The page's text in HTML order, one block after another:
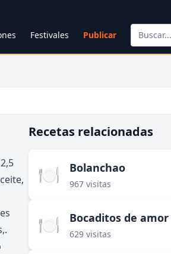
Festivales Publicar
Recetas relacionadas
🍽️ Bolanchao
967 visitas
🍽️ Bocaditos de amor
629 visitas